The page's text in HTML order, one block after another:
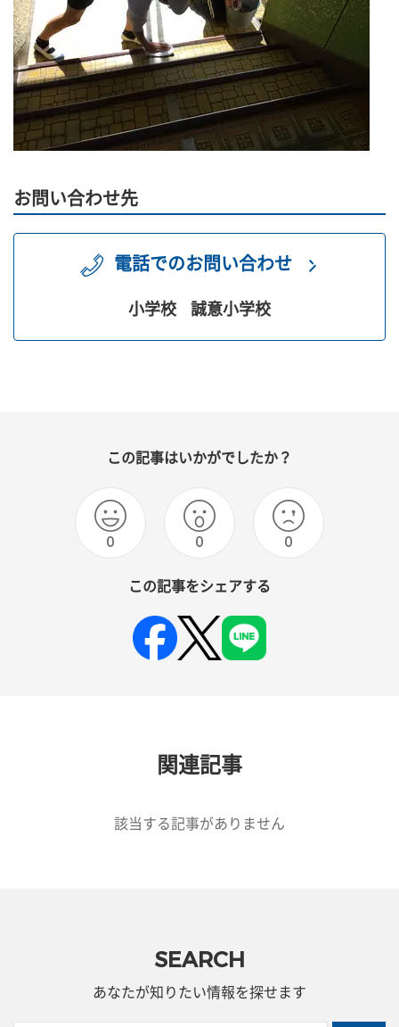
お問い合わせ先
電話でのお問い合わせ
小学校 誠意小学校
この記事はいかがでしたか？
0 0 0
この記事をシェアする
関連記事
該当する記事がありません
SEARCH
あなたが知りたい情報を探せます